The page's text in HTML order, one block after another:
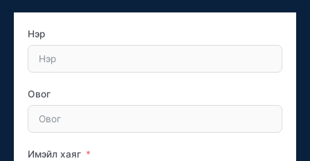
Нэр
Овог
Имэйл хаяг